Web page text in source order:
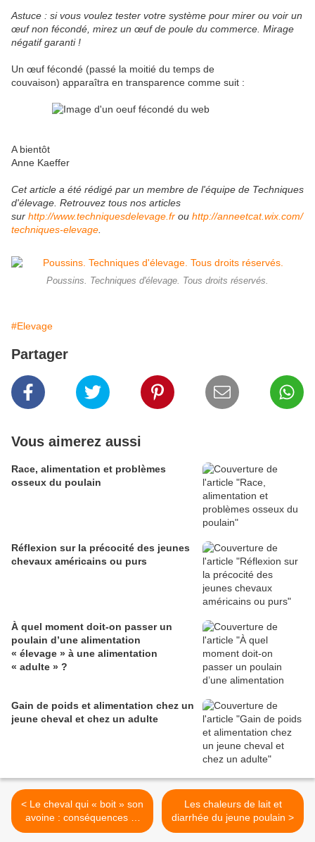
Astuce : si vous voulez tester votre système pour mirer ou voir un
œuf non fécondé, mirez un œuf de poule du commerce. Mirage
négatif garanti !
Un œuf fécondé (passé la moitié du temps de
couvaison) apparaîtra en transparence comme suit :
A bientôt
Anne Kaeffer
Cet article a été rédigé par un membre de l'équipe de Techniques
d'élevage. Retrouvez tous nos articles
sur http://www.techniquesdelevage.fr ou http://anneetcat.wix.com/
techniques-elevage
Poussins. Techniques d'élevage. Tous droits réservés.
#Elevage
Partager
Vous aimerez aussi
Race, alimentation et problèmes
osseux du poulain
Réflexion sur la précocité des jeunes
chevaux américains ou purs
À quel moment doit-on passer un
poulain d’une alimentation
« élevage » à une alimentation
« adulte » ?
Gain de poids et alimentation chez un
jeune cheval et chez un adulte
< Le cheval qui « boit » son
avoine : conséquences et
solutions
Les chaleurs de lait et
diarrhée du jeune poulain >